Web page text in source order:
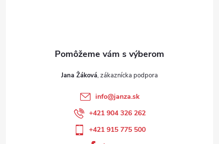
Jana Žáková
info@janza.sk
+421 904 326 262
+421 915 775 500